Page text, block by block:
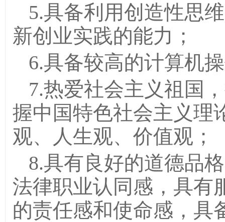
5.具备利用创造性思
新创业实践的能力；
6.具备较高的计算机
7.热爱社会主义祖国
握中国特色社会主义理
观、人生观、价值观；
8.具有良好的道德品
法律职业认同感，具有
的责任感和使命感，具